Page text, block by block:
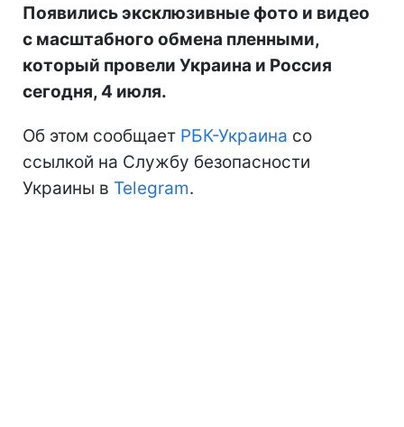
Появились эксклюзивные фото и видео
с масштабного обмена пленными,
который провели Украина и Россия
сегодня, 4 июля.
Об этом сообщает РБК-Украина со
ссылкой на Службу безопасности
Украины в Telegram.